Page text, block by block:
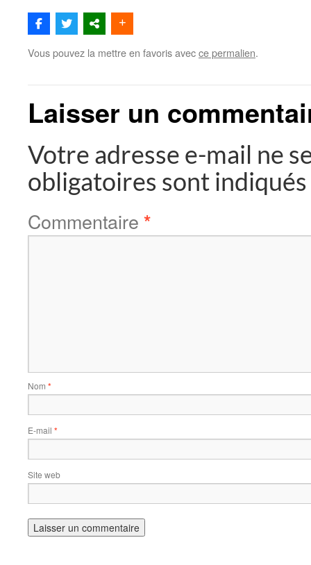
Vous pouvez la mettre en favoris avecce permalien.
Laisser un
Votre adresse e-mail ne
obligatoires sont
Commentaire *
Nom *
E-mail *
Site web